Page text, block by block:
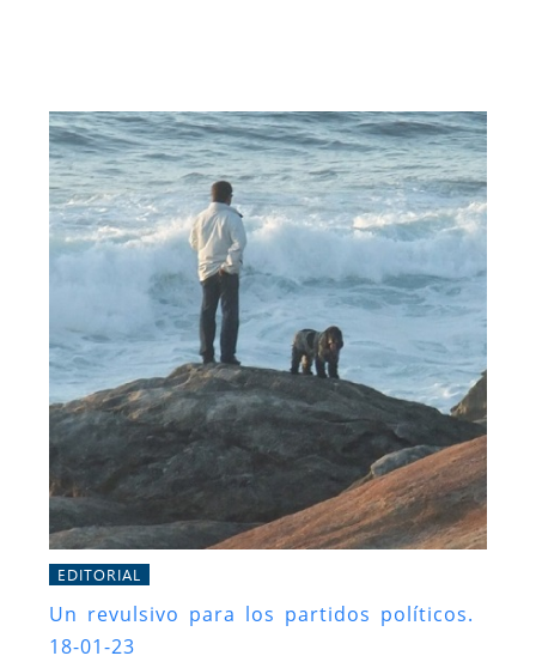
EDITORIAL
Un revulsivo para los partidos políticos.
18-01-23